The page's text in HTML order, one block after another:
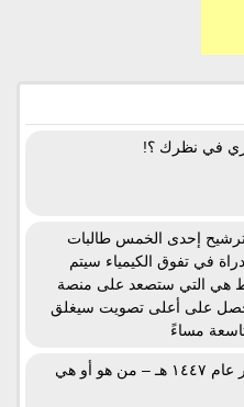
في نظرك ؟!
إحدى الخمس طالبات
في تفوق الكيمياء سيتم
هي التي ستصعد على منصة
على أعلى تصويت سيغلق
مساءً
جائزة أبو بندر لعيد فطر عام ١٤٤٧ هـ – من هو أو هي